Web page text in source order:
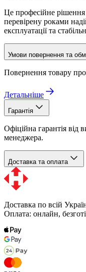
Це професійне рішення
перевірену роками
експлуатації та
Умови повернення та
Повернення товару
Детальніше
Гарантія
Офіційна гарантія від
менеджера.
Доставка та оплата
Доставка по всій
Оплата: онлайн,